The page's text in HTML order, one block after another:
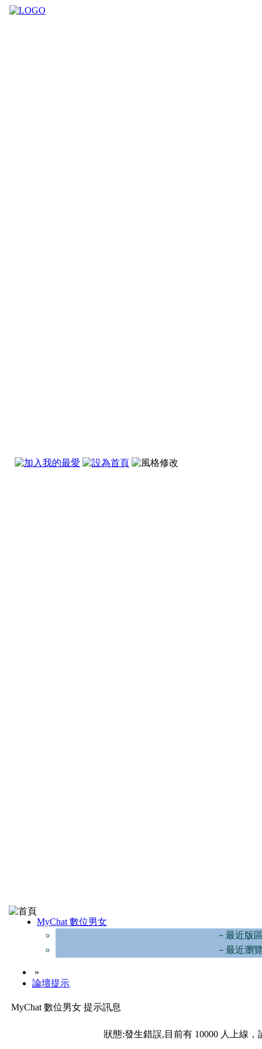
MyChat 數位男女
－最近版
－最近瀏
»
論壇提示
MyChat 數位男女 提示訊息
狀態:發生錯誤,目前有 10000 人上線